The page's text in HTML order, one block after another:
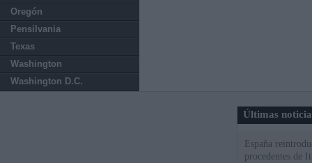
Oregón
Pensilvania
Texas
Washington
Washington D.C.
Últimas
España
procedentes de